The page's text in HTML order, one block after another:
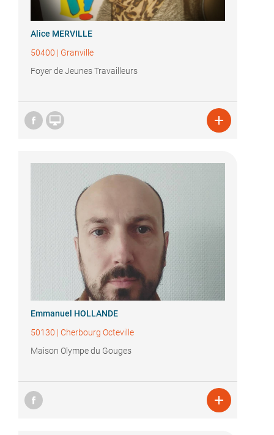
Alice MERVILLE
50400 | Granville
Foyer de Jeunes Travailleurs
 
Emmanuel HOLLANDE
50130 | Cherbourg Octeville
Maison Olympe du Gouges
